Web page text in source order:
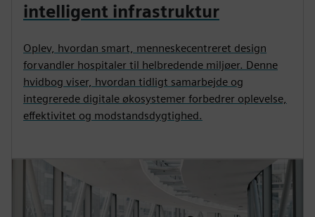
intelligent infrastruktur
Oplev, hvordan smart, menneskecentreret design
forvandler hospitaler til helbredende miljøer. Denne
hvidbog viser, hvordan tidligt samarbejde og
integrerede digitale økosystemer forbedrer oplevelse,
effektivitet og modstandsdygtighed.